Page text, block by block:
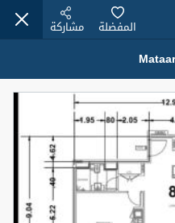
المفضلة مشاركة